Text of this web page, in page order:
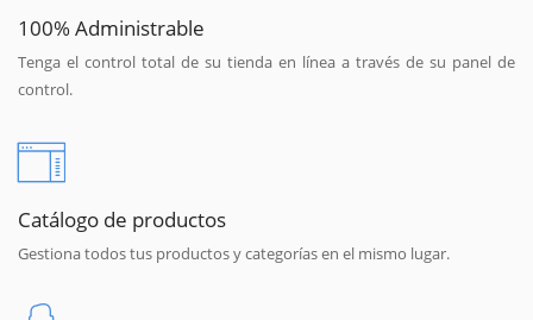
100% Administrable
Tenga el control total de su tienda en línea a través de su panel de
control.
Catálogo de productos
Gestiona todos tus productos y categorías en el mismo lugar.